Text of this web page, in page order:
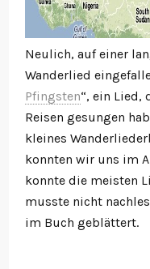
Neulich, auf einer
Wanderlied
Pfingsten“, ein Lied,
Reisen gesungen
kleines
konnten wir uns im
konnte die meisten
musste nicht
im Buch geblättert.